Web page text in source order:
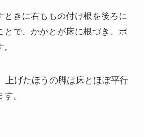
ときに右ももの付け根を後ろに
とで、かかとが床に根づき、ポ
上げたほうの脚は床とほぼ平行
。